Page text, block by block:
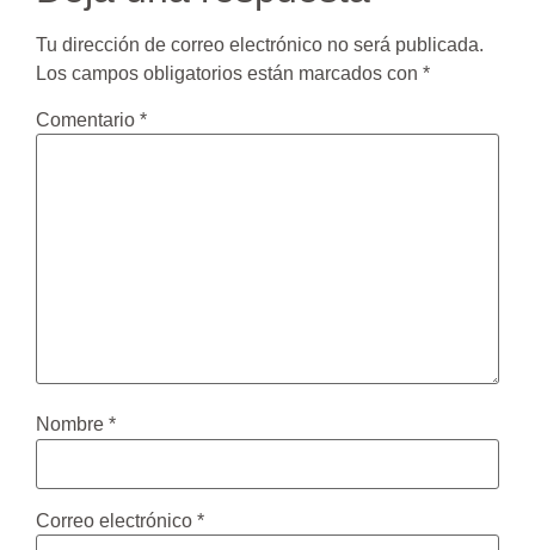
Tu dirección de correo electrónico no será publicada.
Los campos obligatorios están marcados con *
Comentario *
Nombre *
Correo electrónico *